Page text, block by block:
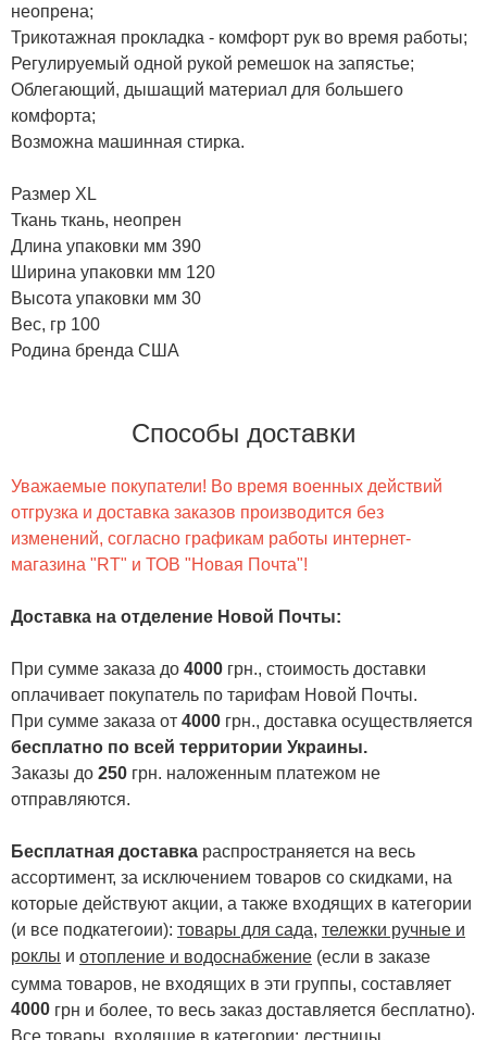
неопрена;
Трикотажная прокладка - комфорт рук во время работы;
Регулируемый одной рукой ремешок на запястье;
Облегающий, дышащий материал для большего
комфорта;
Возможна машинная стирка.
Размер XL
Ткань ткань, неопрен
Длина упаковки мм 390
Ширина упаковки мм 120
Высота упаковки мм 30
Вес, гр 100
Родина бренда США
Способы доставки
Уважаемые покупатели! Во время военных действий
отгрузка и доставка заказов производится без
изменений, согласно графикам работы интернет-
магазина "RT" и ТОВ "Новая Почта"!
Доставка на отделение Новой Почты:
При сумме заказа до 4000 грн., стоимость доставки
оплачивает покупатель по тарифам Новой Почты.
При сумме заказа от 4000 грн., доставка осуществляется
бесплатно по всей территории Украины.
Заказы до 250 грн. наложенным платежом не
отправляются.
Бесплатная доставка распространяется на весь
ассортимент, за исключением товаров со скидками, на
которые действуют акции, а также входящих в категории
(и все подкатегоии): товары для сада, тележки ручные и
роклы и отопление и водоснабжение (если в заказе
сумма товаров, не входящих в эти группы, составляет
4000 грн и более, то весь заказ доставляется бесплатно).